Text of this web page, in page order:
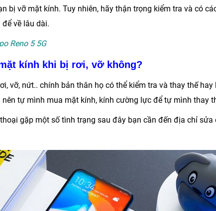
bị vỡ mặt kính. Tuy nhiên, hãy thận trọng kiểm tra và có
về lâu dài.
Reno 5 5G
kính khi bị rơi, vỡ không?
vỡ, nứt.. chính bản thân họ có thể kiểm tra và thay thế hay
tự mình mua mặt kính, kính cường lực để tự mình thay
gặp một số tình trạng sau đây bạn cần đến địa chỉ